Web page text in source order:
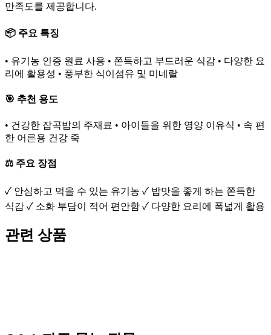
만족도를 제공합니다.
📦 주요 특징
• 유기농 인증 원료 사용 • 쫀득하고 부드러운 식감 • 다양한 요
리에 활용성 • 풍부한 식이섬유 및 미네랄
🎯 추천 용도
• 건강한 잡곡밥의 주재료 • 아이들을 위한 영양 이유식 • 속 편
한 어른용 건강 죽
⚖️ 주요 장점
✓ 안심하고 먹을 수 있는 유기농 ✓ 밥맛을 좋게 하는 쫀득한
식감 ✓ 소화 부담이 적어 편안함 ✓ 다양한 요리에 폭넓게 활용
관련 상품